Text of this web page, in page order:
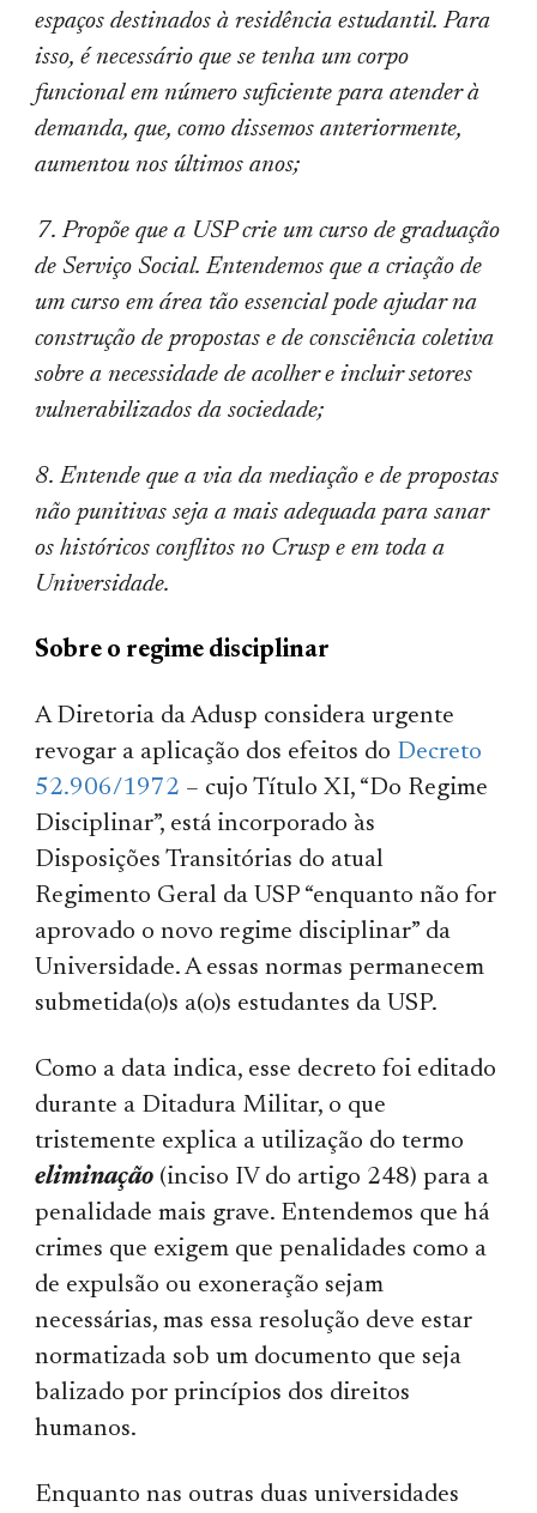
espaços destinados à residência estudantil. Para
isso, é necessário que se tenha um corpo
funcional em número suficiente para atender à
demanda, que, como dissemos anteriormente,
aumentou nos últimos anos;
7. Propõe que a USP crie um curso de graduação
de Serviço Social. Entendemos que a criação de
um curso em área tão essencial pode ajudar na
construção de propostas e de consciência coletiva
sobre a necessidade de acolher e incluir setores
vulnerabilizados da sociedade;
8. Entende que a via da mediação e de propostas
não punitivas seja a mais adequada para sanar
os históricos conflitos no Crusp e em toda a
Universidade.
Sobre o regime disciplinar
A Diretoria da Adusp considera urgente
revogar a aplicação dos efeitos do Decreto
52.906/1972 – cujo Título XI, “Do Regime
Disciplinar”, está incorporado às
Disposições Transitórias do atual
Regimento Geral da USP “enquanto não for
aprovado o novo regime disciplinar” da
Universidade. A essas normas permanecem
submetida(o)s a(o)s estudantes da USP.
Como a data indica, esse decreto foi editado
durante a Ditadura Militar, o que
tristemente explica a utilização do termo
eliminação (inciso IV do artigo 248) para a
penalidade mais grave. Entendemos que há
crimes que exigem que penalidades como a
de expulsão ou exoneração sejam
necessárias, mas essa resolução deve estar
normatizada sob um documento que seja
balizado por princípios dos direitos
humanos.
Enquanto nas outras duas universidades